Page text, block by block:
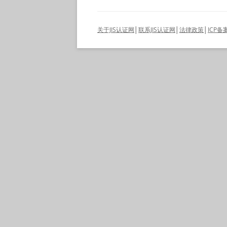
关于JIS认证网 联系JIS认证网 法律政策 ICP备